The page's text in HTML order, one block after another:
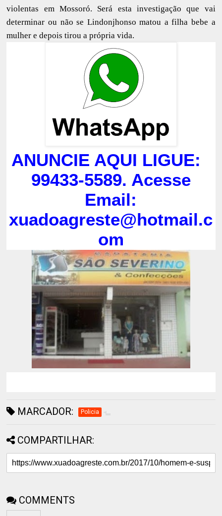
violentas em Mossoró. Será esta investigação que vai
determinar ou não se Lindonjhonso matou a filha bebe a
mulher e depois tirou a própria vida.
ANUNCIE AQUI LIGUE:
99433-5589. Acesse
Email:
xuadoagreste@hotmail.c
om
MARCADOR: Policia
COMPARTILHAR:
COMMENTS